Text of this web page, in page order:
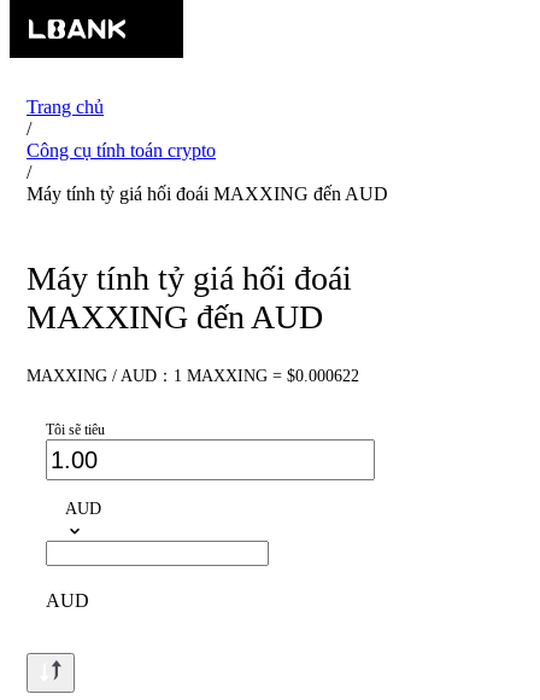
Trang chủ
/
Công cụ tính toán crypto
/
Máy tính tỷ giá hối đoái MAXXING đến AUD
Máy tính tỷ giá hối đoái
MAXXING đến AUD
MAXXING / AUD：1 MAXXING = $0.000622
Tôi sẽ tiêu
AUD
AUD